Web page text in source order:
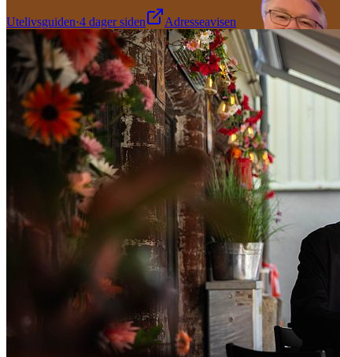
Utelivsguiden·4 dager siden Adresseavisen